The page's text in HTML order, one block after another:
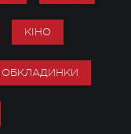
КІНО
ОБКЛАДИНКИ